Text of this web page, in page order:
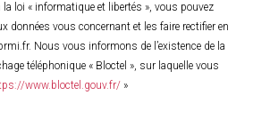
loi « informatique et libertés », vous pouvez
données vous concernant et les faire rectifier en
Nous vous informons de l’existence de la
téléphonique « Bloctel », sur laquelle vous
www.bloctel.gouv.fr/ »